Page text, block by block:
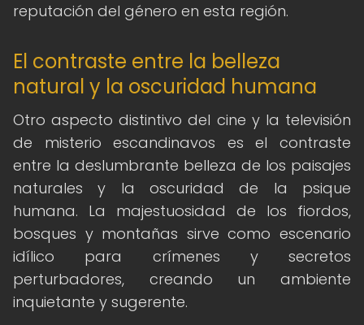
reputación del género en esta región.
El contraste entre la belleza
natural y la oscuridad humana
Otro aspecto distintivo del cine y la televisión
de misterio escandinavos es el contraste
entre la deslumbrante belleza de los paisajes
naturales y la oscuridad de la psique
humana. La majestuosidad de los fiordos,
bosques y montañas sirve como escenario
idílico para crímenes y secretos
perturbadores, creando un ambiente
inquietante y sugerente.